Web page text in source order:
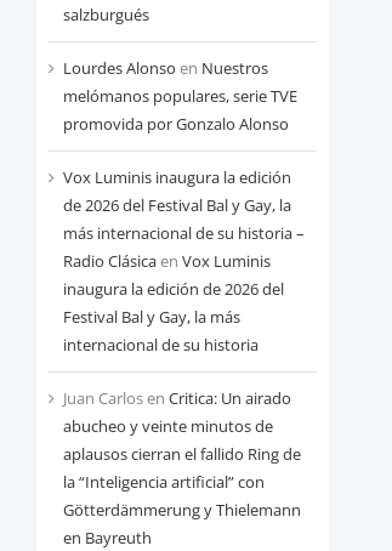
salzburgués
Lourdes Alonso en Nuestros
melómanos populares, serie TVE
promovida por Gonzalo Alonso
Vox Luminis inaugura la edición
de 2026 del Festival Bal y Gay, la
más internacional de su historia –
Radio Clásicaen Vox Luminis
inaugura la edición de 2026 del
Festival Bal y Gay, la más
internacional de su historia
Juan Carlosen Critica: Un airado
abucheo y veinte minutos de
aplausos cierran el fallido Ring de
la “Inteligencia artificial” con
Götterdämmerung y Thielemann
en Bayreuth